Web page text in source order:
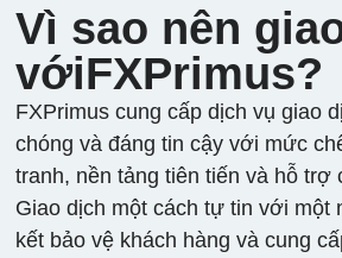
Vì sao nên
vớiFXPrimus?
FXPrimus cung cấp dịch vụ giao
chóng và đáng tin cậy với mức
tranh, nền tảng tiên tiến và hỗ trợ
Giao dịch một cách tự tin với một
kết bảo vệ khách hàng và cung